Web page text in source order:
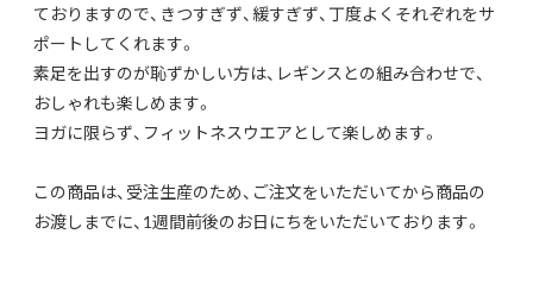
ておりますので、きつすぎず、緩すぎず、丁度よくそれぞれをサ
ポートしてくれます。
素足を出すのが恥ずかしい方は、レギンスとの組み合わせで、
おしゃれも楽しめます。
ヨガに限らず、フィットネスウエアとして楽しめます。
この商品は、受注生産のため、ご注文をいただいてから商品の
お渡しまでに、1週間前後のお日にちをいただいております。